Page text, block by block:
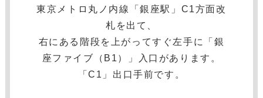
東京メトロ丸ノ内線「銀座駅」C1方面改
札を出て、
右にある階段を上がってすぐ左手に「銀
座ファイブ（B1）」入口があります。
「C1」出口手前です。